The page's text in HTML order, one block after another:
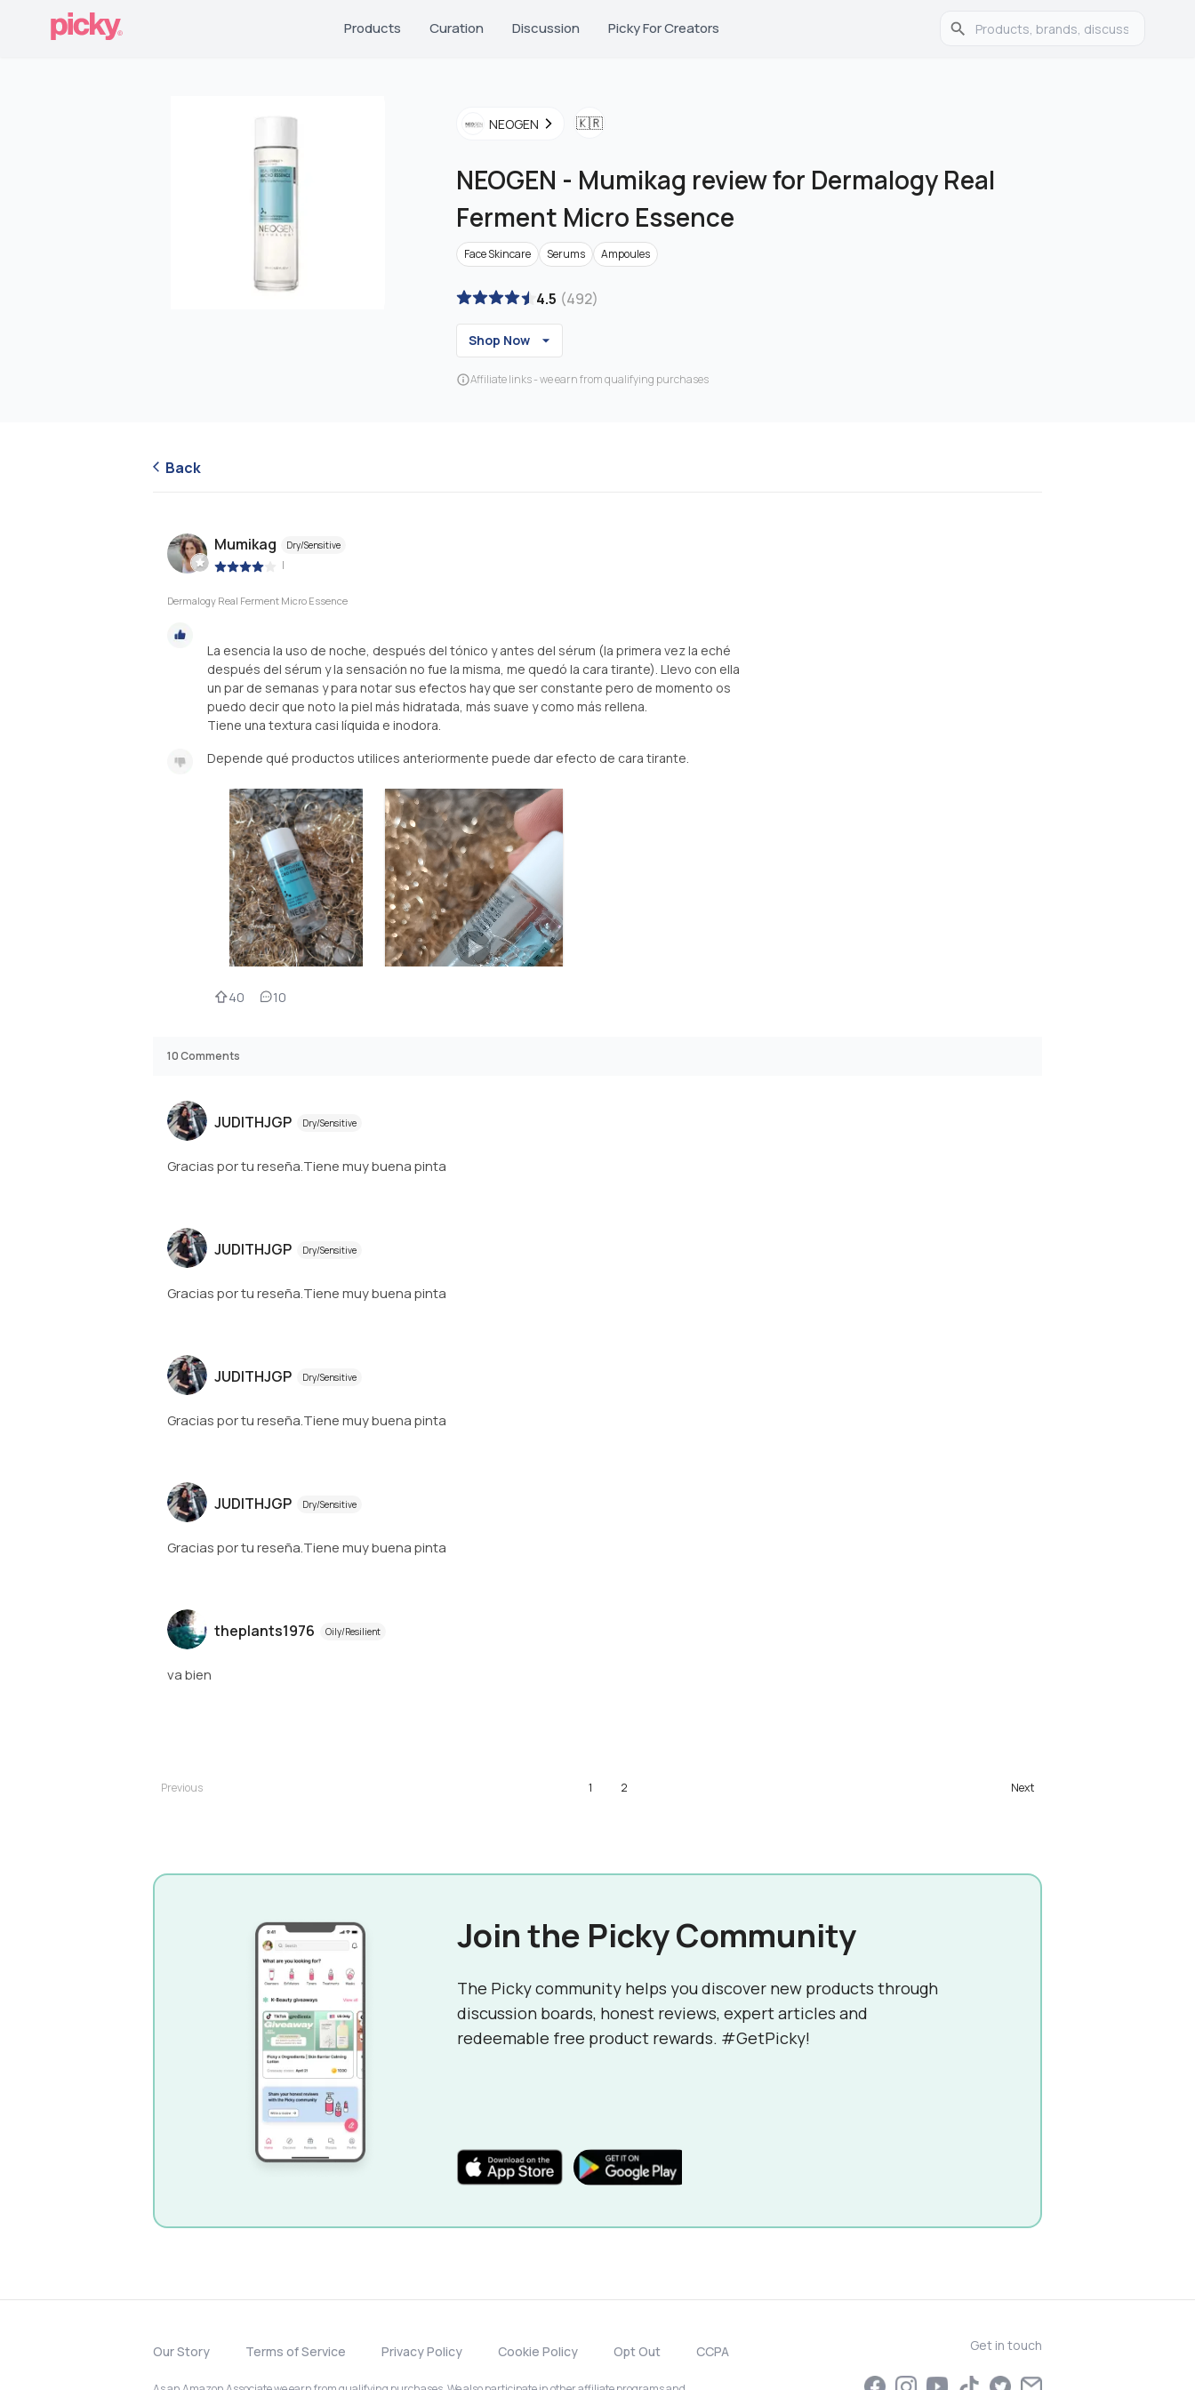
Products Curation Discussion Picky For Creators
NEOGEN 🇰🇷
NEOGEN - Mumikag review for Dermalogy Real
Ferment Micro Essence
Face Skincare Serums Ampoules
4.5 (492)
Shop Now
Affiliate links - we earn from qualifying purchases
Back
Mumikag Dry/Sensitive
|
Dermalogy Real Ferment Micro Essence
La esencia la uso de noche, después del tónico y antes del sérum (la primera vez la eché
después del sérum y la sensación no fue la misma, me quedó la cara tirante). Llevo con ella
un par de semanas y para notar sus efectos hay que ser constante pero de momento os
puedo decir que noto la piel más hidratada, más suave y como más rellena.
Tiene una textura casi líquida e inodora.
Depende qué productos utilices anteriormente puede dar efecto de cara tirante.
40 10
10Comments
JUDITHJGP Dry/Sensitive
Gracias por tu reseña.Tiene muy buena pinta
JUDITHJGP Dry/Sensitive
Gracias por tu reseña.Tiene muy buena pinta
JUDITHJGP Dry/Sensitive
Gracias por tu reseña.Tiene muy buena pinta
JUDITHJGP Dry/Sensitive
Gracias por tu reseña.Tiene muy buena pinta
theplants1976 Oily/Resilient
va bien
1 2
Join the Picky Community
The Picky community helps you discover new products through
discussion boards, honest reviews, expert articles and
redeemable free product rewards. #GetPicky!
Our Story Terms of Service Privacy Policy Cookie Policy Opt Out CCPA Get in touch